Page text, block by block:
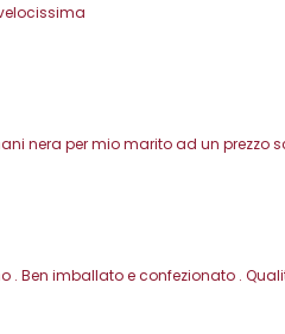
nera per mio marito ad un prezzo
. Ben imballato e confezionato .